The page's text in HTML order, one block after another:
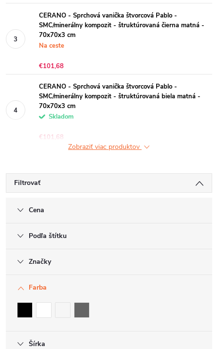
CERANO - Sprchová vanička štvorcová Pablo -
SMC/minerálny kompozit - štruktúrovaná čierna matná -
70x70x3 cm
Na ceste
€101,68
CERANO - Sprchová vanička štvorcová Pablo -
SMC/minerálny kompozit - štruktúrovaná biela matná -
70x70x3 cm
Skladom
€101,68
Zobraziť viac produktov
Filtrovať
Cena
Podľa štítku
Značky
Farba
Šírka